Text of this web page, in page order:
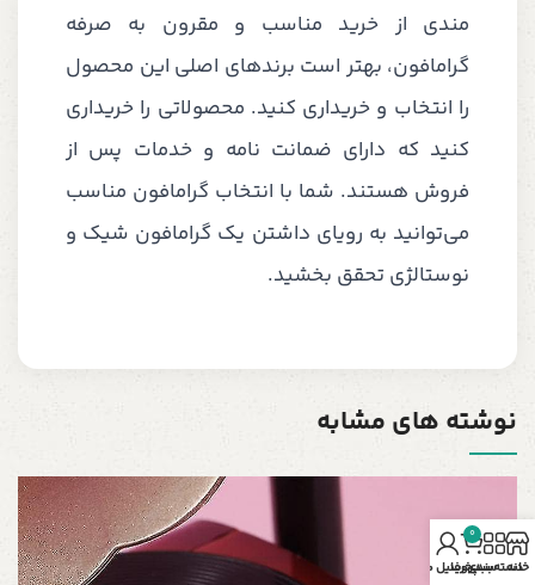
مندی از خرید مناسب و مقرون به صرفه
گرامافون، بهتر است برندهای اصلی این محصول
را انتخاب و خریداری کنید. محصولاتی را خریداری
کنید که دارای ضمانت نامه و خدمات پس از
فروش هستند. شما با انتخاب گرامافون مناسب
می‌توانید به رویای داشتن یک گرامافون شیک و
نوستالژی تحقق بخشید.
نوشته های مشابه
خانه
دسته‌بندی
0
سبد خرید
پروفایل من